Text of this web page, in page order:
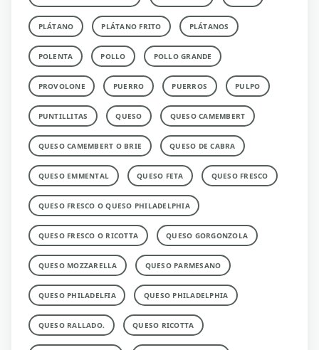
PLÁTANO PLÁTANO FRITO PLÁTANOS
POLENTA POLLO POLLO GRANDE
PROVOLONE PUERRO PUERROS PULPO
PUNTILLITAS QUESO QUESO CAMEMBERT
QUESO CAMEMBERT O BRIE QUESO DE CABRA
QUESO EMMENTAL QUESO FETA QUESO FRESCO
QUESO FRESCO O QUESO PHILADELPHIA
QUESO FRESCO O RICOTTA QUESO GORGONZOLA
QUESO MOZZARELLA QUESO PARMESANO
QUESO PHILADELFIA QUESO PHILADELPHIA
QUESO RALLADO. QUESO RICOTTA